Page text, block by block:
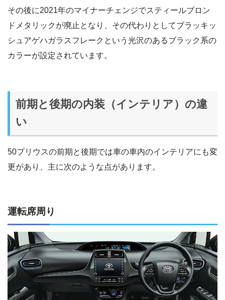
その後に2021年のマイナーチェンジでスティールブロン
ドメタリックが廃止となり、その代わりとしてブラッキッ
シュアゲハガラスフレークという光沢のあるブラック系の
カラーが設定されています。
前期と後期の内装（インテリア）の違
い
50プリウスの前期と後期では車の車内のインテリアにも変
更があり、主に次のような点があります。
運転席周り